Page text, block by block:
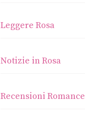
Leggere Rosa
Notizie in Rosa
Recensioni Romance